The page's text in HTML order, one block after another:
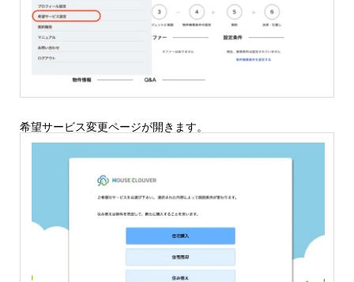
希望サービス変更ページが開きます。